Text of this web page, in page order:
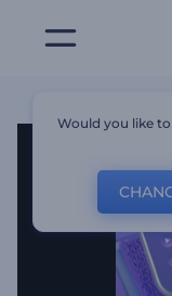
Would you like